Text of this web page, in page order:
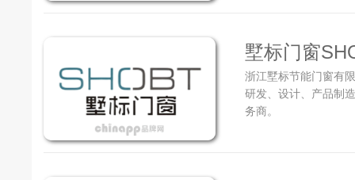
墅标门窗
浙江墅标节能门窗有
研发、设计、产品制
务商。